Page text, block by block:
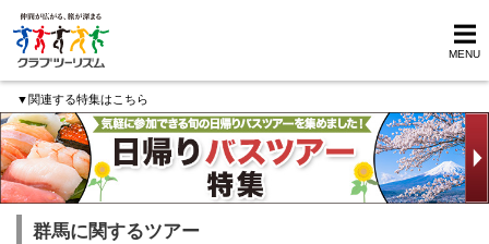
MENU
▼関連する特集はこちら
群馬に関するツアー